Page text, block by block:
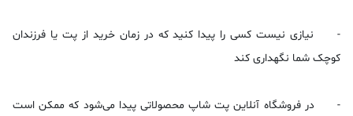
-
نیازی نیست کسی را پیدا کنید که در زمان خرید از پت یا فرزندان
کوچک شما نگهداری کند
-
در فروشگاه آنلاین پت شاپ محصولاتی پیدا می‌شود که ممکن است